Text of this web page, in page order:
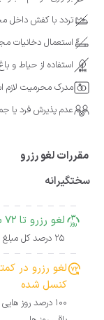
تردد با کفش داخل
استعمال دخانیات
استفاده از حیاط و
مدرک محرمیت لازم
عدم پذیرش فرد یا
مقررات لغو رزرو
سختگیرانه
لغو رزرو تا 72 ساعت مانده به زمان ورود روز کنسل شده
25 درصد کل مبلغ رزرو
کنسل شده